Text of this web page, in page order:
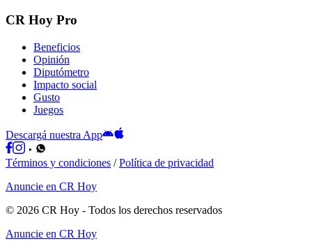
CR Hoy Pro
Beneficios
Opinión
Diputómetro
Impacto social
Gusto
Juegos
Descargá nuestra App
Términos y condiciones /Política de privacidad
Anuncie en CR Hoy
© 2026 CR Hoy - Todos los derechos reservados
Anuncie en CR Hoy